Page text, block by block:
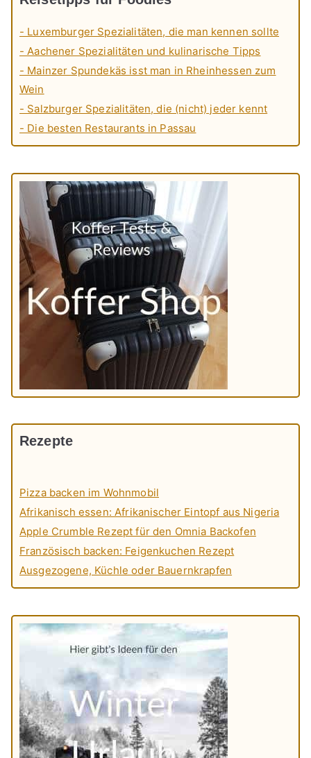
- Luxemburger Spezialitäten, die man kennen sollte
- Aachener Spezialitäten und kulinarische Tipps
- Mainzer Spundekäs isst man in Rheinhessen zum
Wein
- Salzburger Spezialitäten, die (nicht) jeder kennt
- Die besten Restaurants in Passau
Rezepte
Pizza backen im Wohnmobil
Afrikanisch essen: Afrikanischer Eintopf aus Nigeria
Apple Crumble Rezept für den Omnia Backofen
Französisch backen: Feigenkuchen Rezept
Ausgezogene, Küchle oder Bauernkrapfen